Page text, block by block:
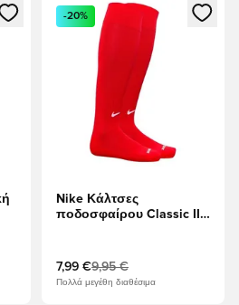
συνδεθείτε ή να εγγραφείτε ως
Ανοίγει ένα Modal για να
-20%
Nike Κάλτσες
ποδοσφαίρου Classic II -
7,99 €9,95 €
Πολλά μεγέθη διαθέσιμα